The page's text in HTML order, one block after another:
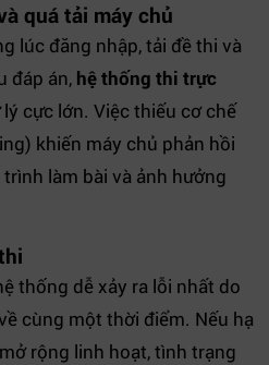
quá tải máy chủ
lúc đăng nhập, tải đề thi và
đáp án, hệ thống thi trực
cực lớn. Việc thiếu cơ chế
khiến máy chủ phản hồi
làm bài và ảnh hưởng
thống dễ xảy ra lỗi nhất do
cùng một thời điểm. Nếu hạ
rộng linh hoạt, tình trạng